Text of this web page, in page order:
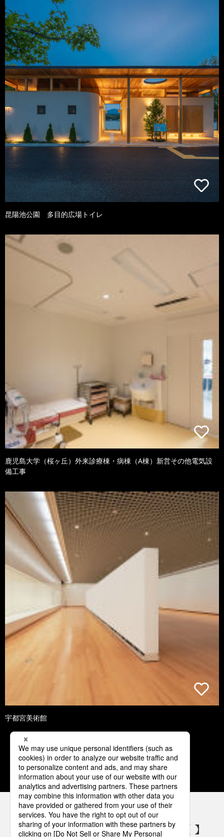
昆陽池公園 多目的広場トイレ
鹿児島大学（桜ヶ丘）外来診療棟・病棟（A棟）新営その他電気設
備工事
宇都宮美術館
1 2 3 4 5
パナソニックの電気設備 SNSアカウント